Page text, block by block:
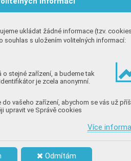
ukládat žádné informace (tzv.
souhlas s uložením volitelných informací:
stejné zařízení, a budeme tak
je zcela anonymní.
vašeho zařízení, abychom se vás už
upravit ve Správě cookies
Více
Odmítám